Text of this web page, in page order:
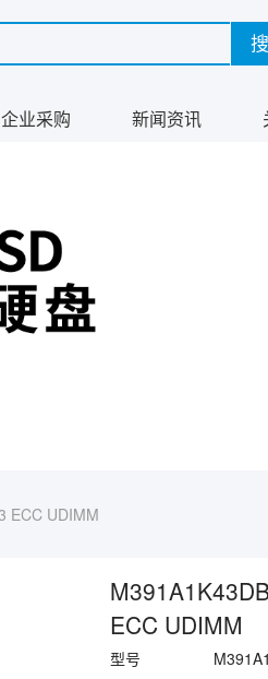
企业采购 新闻资讯
ECC UDIMM
ECC UDIMM
型号